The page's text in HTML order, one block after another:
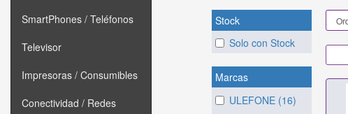
SmartPhones / Teléfonos
Televisor
Impresoras / Consumibles
Conectividad / Redes
Stock
Solo con Stock
Marcas
ULEFONE (16)